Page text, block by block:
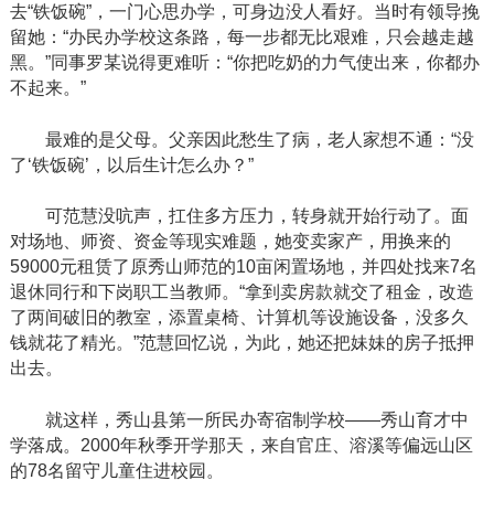
去“铁饭碗”，一门心思办学，可身边没人看好。当时有领导挽
留她：“办民办学校这条路，每一步都无比艰难，只会越走越
黑。”同事罗某说得更难听：“你把吃奶的力气使出来，你都办
不起来。”
最难的是父母。父亲因此愁生了病，老人家想不通： “没
了‘铁饭碗’，以后生计怎么办？”
可范慧没吭声，扛住多方压力，转身就开始行动了。面
对场地、师资、资金等现实难题，她变卖家产，用换来的
59000元租赁了原秀山师范的10亩闲置场地，并四处找来7名
退休同行和下岗职工当教师。“拿到卖房款就交了租金，改造
了两间破旧的教室，添置桌椅、计算机等设施设备，没多久
钱就花了精光。”范慧回忆说，为此，她还把妹妹的房子抵押
出去。
就这样，秀山县第一所民办寄宿制学校——秀山育才中
学落成。2000年秋季开学那天，来自官庄、溶溪等偏远山区
的78名留守儿童住进校园。